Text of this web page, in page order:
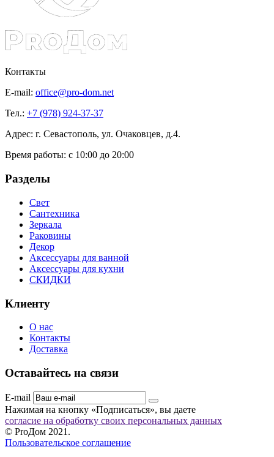
Контакты
E-mail: office@pro-dom.net
Тел.: +7 (978) 924-37-37
Адрес: г. Севастополь, ул. Очаковцев, д.4.
Время работы: с 10:00 до 20:00
Разделы
Свет
Сантехника
Зеркала
Раковины
Декор
Аксессуары для ванной
Аксессуары для кухни
СКИДКИ
Клиенту
О нас
Контакты
Доставка
Оставайтесь на связи
E-mail
Нажимая на кнопку «Подписаться», вы даете
согласие на обработку своих персональных данных
© ProДом 2021.
Пользовательское соглашение